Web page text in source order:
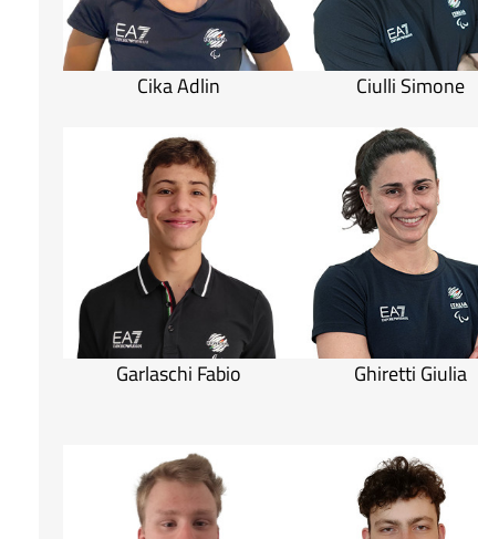
Cika Adlin Ciulli Simone
Garlaschi Fabio Ghiretti Giulia